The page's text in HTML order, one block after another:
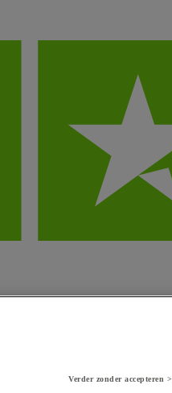
Verder zonder accepteren >